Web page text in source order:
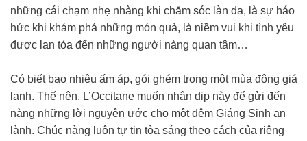
những cái chạm nhẹ nhàng khi chăm sóc làn da, là sự háo
hức khi khám phá những món quà, là niềm vui khi tình yêu
được lan tỏa đến những người nàng quan tâm…
Có biết bao nhiêu ấm áp, gói ghém trong một mùa đông giá
lạnh. Thế nên, L’Occitane muốn nhân dịp này để gửi đến
nàng những lời nguyện ước cho một đêm Giáng Sinh an
lành. Chúc nàng luôn tự tin tỏa sáng theo cách của riêng